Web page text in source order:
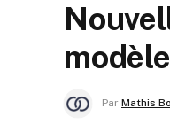
Par Mathis